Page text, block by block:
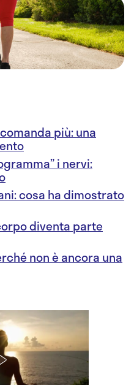
più: una
i nervi:
cosa ha dimostrato
diventa parte
non è ancora una